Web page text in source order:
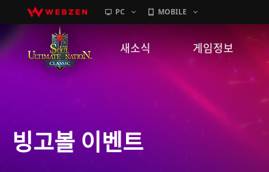
PC MOBILE
새소식
GM노트
게임정보
캐릭터소개
빙고볼 이벤트